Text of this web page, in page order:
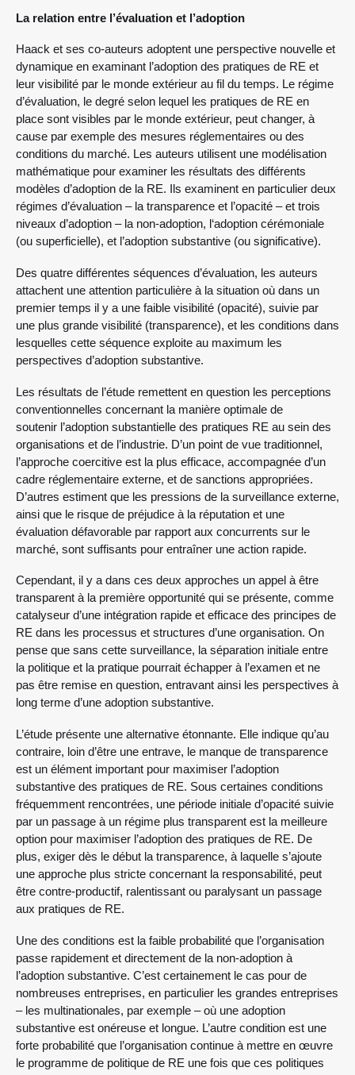
La relation entre l’évaluation et l’adoption
Haack et ses co-auteurs adoptent une perspective nouvelle et
dynamique en examinant l’adoption des pratiques de RE et
leur visibilité par le monde extérieur au fil du temps. Le régime
d’évaluation, le degré selon lequel les pratiques de RE en
place sont visibles par le monde extérieur, peut changer, à
cause par exemple des mesures réglementaires ou des
conditions du marché. Les auteurs utilisent une modélisation
mathématique pour examiner les résultats des différents
modèles d’adoption de la RE. Ils examinent en particulier deux
régimes d’évaluation – la transparence et l’opacité – et trois
niveaux d’adoption – la non-adoption, l‘adoption cérémoniale
(ou superficielle), et l’adoption substantive (ou significative).
Des quatre différentes séquences d’évaluation, les auteurs
attachent une attention particulière à la situation où dans un
premier temps il y a une faible visibilité (opacité), suivie par
une plus grande visibilité (transparence), et les conditions dans
lesquelles cette séquence exploite au maximum les
perspectives d’adoption substantive.
Les résultats de l’étude remettent en question les perceptions
conventionnelles concernant la manière optimale de
soutenir l’adoption substantielle des pratiques RE au sein des
organisations et de l’industrie. D’un point de vue traditionnel,
l’approche coercitive est la plus efficace, accompagnée d’un
cadre réglementaire externe, et de sanctions appropriées.
D’autres estiment que les pressions de la surveillance externe,
ainsi que le risque de préjudice à la réputation et une
évaluation défavorable par rapport aux concurrents sur le
marché, sont suffisants pour entraîner une action rapide.
Cependant, il y a dans ces deux approches un appel à être
transparent à la première opportunité qui se présente, comme
catalyseur d’une intégration rapide et efficace des principes de
RE dans les processus et structures d’une organisation. On
pense que sans cette surveillance, la séparation initiale entre
la politique et la pratique pourrait échapper à l’examen et ne
pas être remise en question, entravant ainsi les perspectives à
long terme d’une adoption substantive.
L’étude présente une alternative étonnante. Elle indique qu’au
contraire, loin d’être une entrave, le manque de transparence
est un élément important pour maximiser l’adoption
substantive des pratiques de RE. Sous certaines conditions
fréquemment rencontrées, une période initiale d’opacité suivie
par un passage à un régime plus transparent est la meilleure
option pour maximiser l’adoption des pratiques de RE. De
plus, exiger dès le début la transparence, à laquelle s’ajoute
une approche plus stricte concernant la responsabilité, peut
être contre-productif, ralentissant ou paralysant un passage
aux pratiques de RE.
Une des conditions est la faible probabilité que l’organisation
passe rapidement et directement de la non-adoption à
l’adoption substantive. C’est certainement le cas pour de
nombreuses entreprises, en particulier les grandes entreprises
– les multinationales, par exemple – où une adoption
substantive est onéreuse et longue. L’autre condition est une
forte probabilité que l’organisation continue à mettre en œuvre
le programme de politique de RE une fois que ces politiques